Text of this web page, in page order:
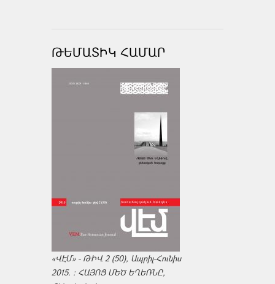
ԹԵՄԱՏԻԿ ՀԱՄԱՐ
«ՎԷՄ» - ԹԻՎ 2 (50), Ապրիլ-Հունիս
2015. : ՀԱՅՈՑ ՄԵԾ ԵՂԵՌՆԸ,